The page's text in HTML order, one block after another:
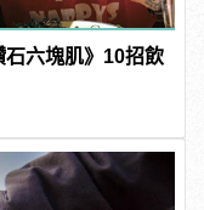
石六塊肌》10招飲